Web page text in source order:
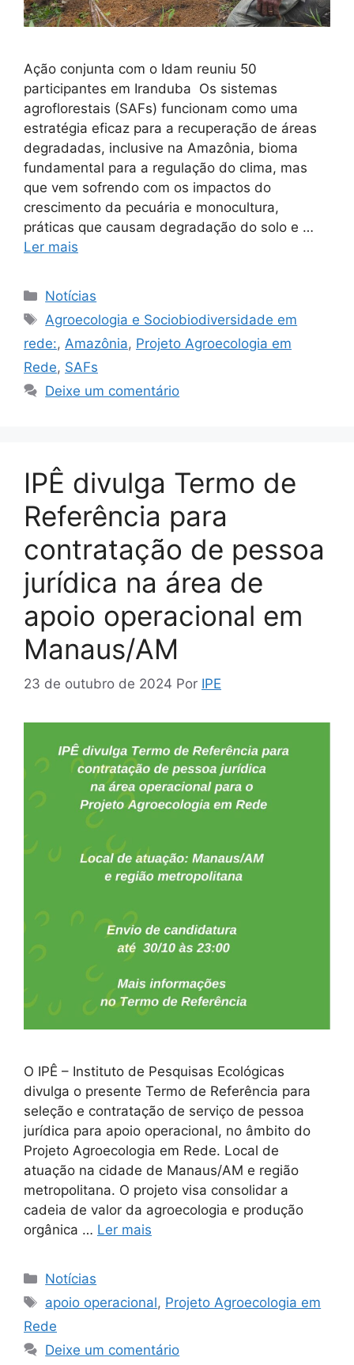
Ação conjunta com o Idam reuniu 50
participantes em Iranduba Os sistemas
agroflorestais (SAFs) funcionam como uma
estratégia eficaz para a recuperação de áreas
degradadas, inclusive na Amazônia, bioma
fundamental para a regulação do clima, mas
que vem sofrendo com os impactos do
crescimento da pecuária e monocultura,
práticas que causam degradação do solo e …
Ler mais
Notícias
Agroecologia e Sociobiodiversidade em
rede:, Amazônia, Projeto Agroecologia em
Rede, SAFs
Deixe um comentário
IPÊ divulga Termo de
Referência para
contratação de pessoa
jurídica na área de
apoio operacional em
Manaus/AM
23 de outubro de 2024 Por IPE
O IPÊ – Instituto de Pesquisas Ecológicas
divulga o presente Termo de Referência para
seleção e contratação de serviço de pessoa
jurídica para apoio operacional, no âmbito do
Projeto Agroecologia em Rede. Local de
atuação na cidade de Manaus/AM e região
metropolitana. O projeto visa consolidar a
cadeia de valor da agroecologia e produção
orgânica … Ler mais
Notícias
apoio operacional, Projeto Agroecologia em
Rede
Deixe um comentário